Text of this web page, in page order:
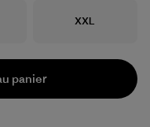
Taille
XXL
panier